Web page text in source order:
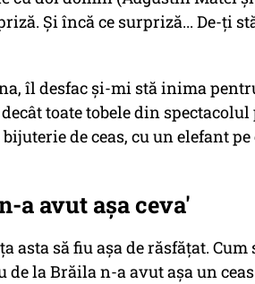
Și încă ce surpriză... De-ți
îl desfac și-mi stă inima
toate tobele din
de ceas, cu un elefant
a avut aşa ceva'
asta să fiu așa de răsfățat.
de la Brăila n-a avut așa un